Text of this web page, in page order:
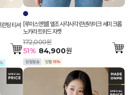
린팅 티셔 [루이스엔젤] 엘조 사각사각 린넨라이크 세미 크롭
노카라 트위드 자켓
172,000원
51% 84,900원